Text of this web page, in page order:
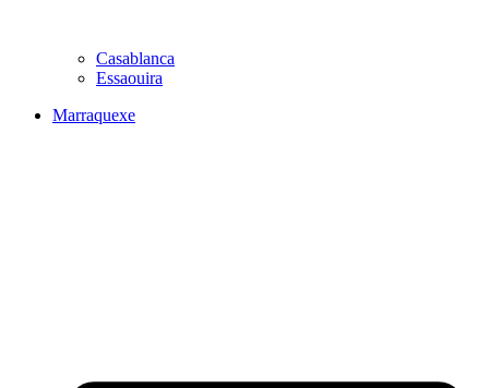
Casablanca
Essaouira
Marraquexe